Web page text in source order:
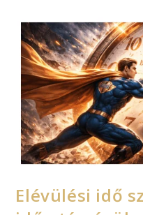
Elévülési idő